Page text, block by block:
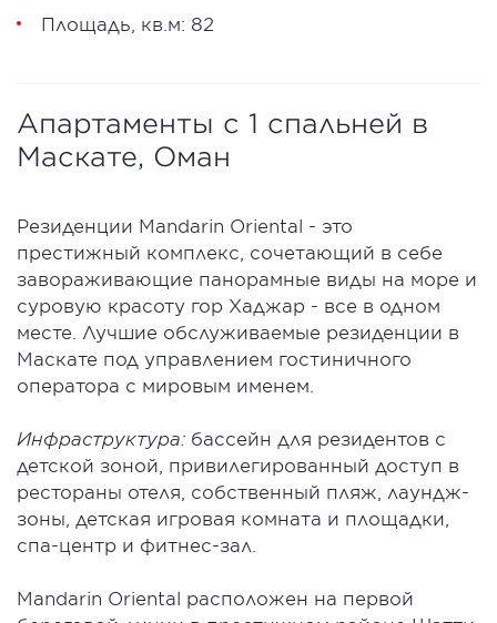
Площадь, кв.м: 82
Апартаменты с 1 спальней в
Маскате, Оман
Резиденции Mandarin Oriental - это
престижный комплекс, сочетающий в себе
завораживающие панорамные виды на море и
суровую красоту гор Хаджар - все в одном
месте. Лучшие обслуживаемые резиденции в
Маскате под управлением гостиничного
оператора с мировым именем.
Инфраструктура: бассейн для резидентов с
детской зоной, привилегированный доступ в
рестораны отеля, собственный пляж, лаундж-
зоны, детская игровая комната и площадки,
спа-центр и фитнес-зал.
Mandarin Oriental расположен на первой